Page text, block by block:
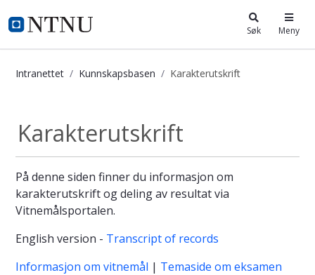
i.ntnu.no Søk Meny
Intranettet Kunnskapsbasen Karakterutskrift
Karakterutskrift
På denne siden finner du informasjon om
karakterutskrift og deling av resultat via
Vitnemålsportalen.
English version - Transcript of records
Informasjon om vitnemål | Temaside om eksamen